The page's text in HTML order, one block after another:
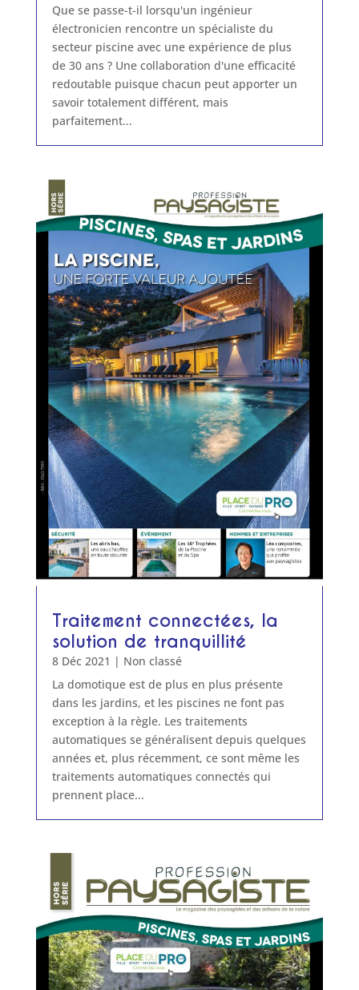
Que se passe-t-il lorsqu'un ingénieur
électronicien rencontre un spécialiste du
secteur piscine avec une expérience de plus
de 30 ans ? Une collaboration d'une efficacité
redoutable puisque chacun peut apporter un
savoir totalement différent, mais
parfaitement...
Traitement connectées, la
solution de tranquillité
8 Déc 2021 | Non classé
La domotique est de plus en plus présente
dans les jardins, et les piscines ne font pas
exception à la règle. Les traitements
automatiques se généralisent depuis quelques
années et, plus récemment, ce sont même les
traitements automatiques connectés qui
prennent place...